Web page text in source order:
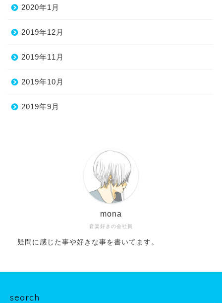
2020年1月
2019年12月
2019年11月
2019年10月
2019年9月
音楽好きの会社員
mona
疑問に感じた事や好きな事を書いてます。
search